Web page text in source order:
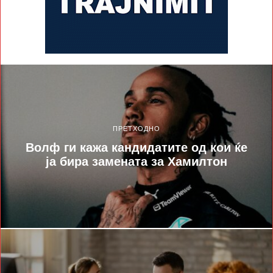
ПРЕТХОДНО
Волф ги кажа кандидатите од кои ќе
ја бира замената за Хамилтон